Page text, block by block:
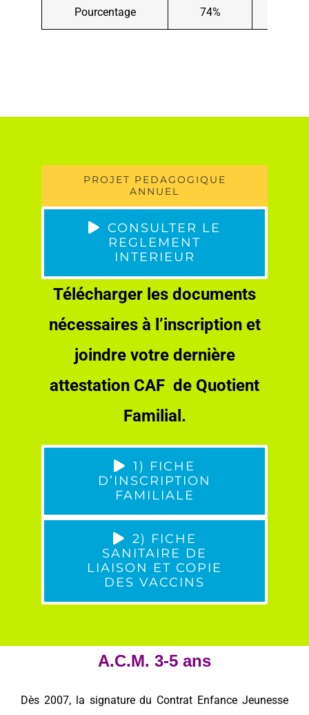
Pourcentage 74%
PROJET PEDAGOGIQUE
ANNUEL
CONSULTER LE
REGLEMENT
INTERIEUR
Télécharger les documents
nécessaires à l’inscription et
joindre votre dernière
attestation CAF de Quotient
Familial.
1) FICHE
D’INSCRIPTION
FAMILIALE
2) FICHE
SANITAIRE DE
LIAISON ET COPIE
DES VACCINS
A.C.M. 3-5 ans
Dès 2007, la signature du Contrat Enfance Jeunesse